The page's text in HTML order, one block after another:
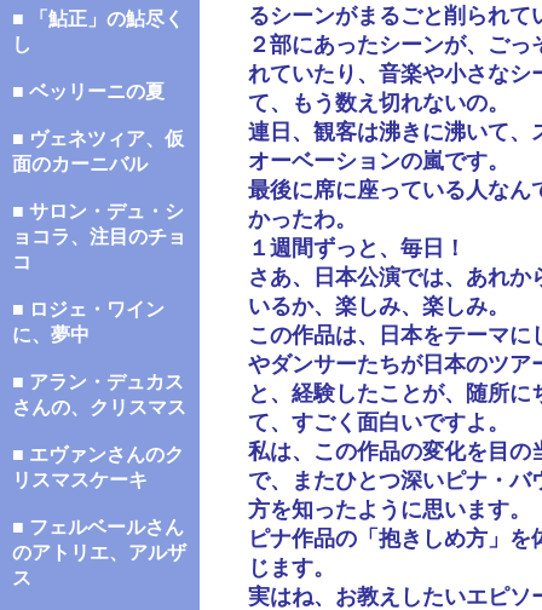
■ 「鮎正」の鮎尽く
し
■ ベッリーニの夏
■ ヴェネツィア、仮
面のカーニバル
■ サロン・デュ・シ
ョコラ、注目のチョ
コ
■ ロジェ・ワイン
に、夢中
■ アラン・デュカス
さんの、クリスマス
■ エヴァンさんのク
リスマスケーキ
■ フェルベールさん
のアトリエ、アルザ
ス
るシーンがまるごと削られて
２部にあったシーンが、ごっ
れていたり、音楽や小さなシ
て、もう数え切れないの。
連日、観客は沸きに沸いて、
オーベーションの嵐です。
最後に席に座っている人なん
かったわ。
１週間ずっと、毎日！
さあ、日本公演では、あれか
いるか、楽しみ、楽しみ。
この作品は、日本をテーマに
やダンサーたちが日本のツア
と、経験したことが、随所に
て、すごく面白いですよ。
私は、この作品の変化を目の
で、またひとつ深いピナ・バ
方を知ったように思います。
ピナ作品の「抱きしめ方」を
じます。
実はね、お教えしたいエピソ